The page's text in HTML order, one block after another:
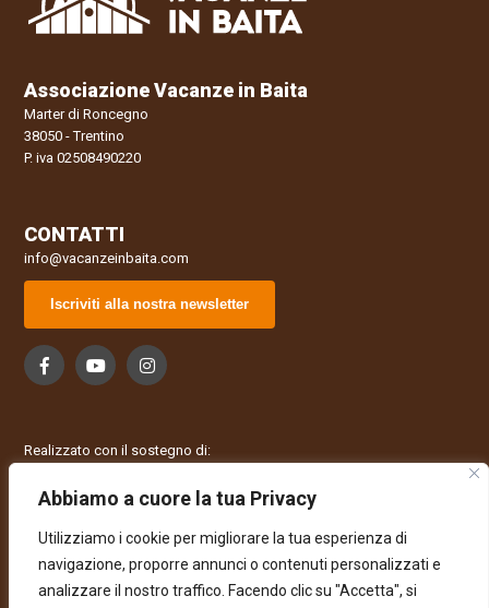
Abbiamo a cuore la tua Privacy
Utilizziamo i cookie per migliorare la tua esperienza di
navigazione, proporre annunci o contenuti personalizzati e
analizzare il nostro traffico. Facendo clic su "Accetta", si
Associazione Vacanze in Baita
Marter di Roncegno
38050 - Trentino
P. iva 02508490220
CONTATTI
info@vacanzeinbaita.com
Iscriviti alla nostra newsletter
Realizzato con il sostegno di: